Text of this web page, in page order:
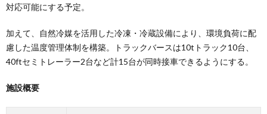
対応可能にする予定。
加えて、自然冷媒を活用した冷凍・冷蔵設備により、環境負荷に配
慮した温度管理体制を構築。トラックバースは10tトラック10台、
40ftセミトレーラー2台など計15台が同時接車できるようにする。
施設概要